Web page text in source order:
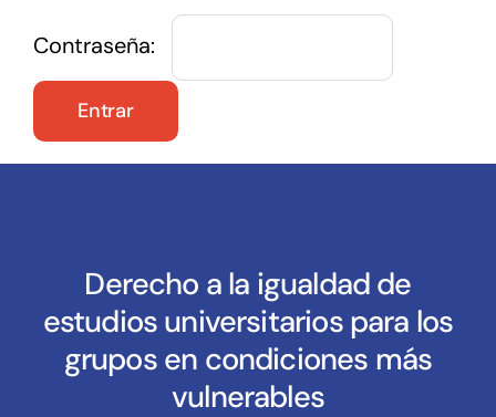
Contraseña:
Derecho a la igualdad de
estudios universitarios para los
grupos en condiciones más
vulnerables